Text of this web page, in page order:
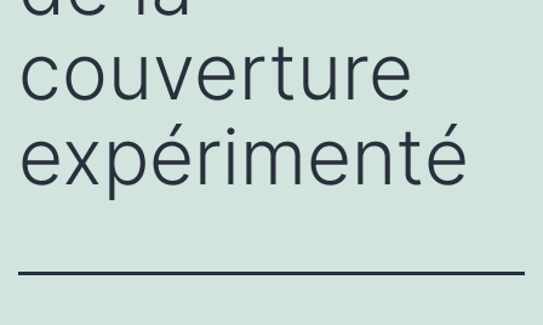
couverture
expérimenté